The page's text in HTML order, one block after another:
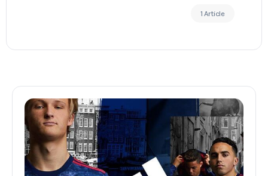
1 Article